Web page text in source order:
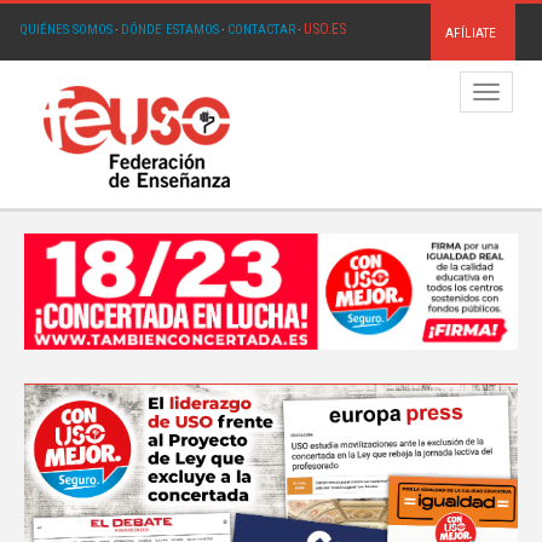
QUIÉNES SOMOS· DÓNDE ESTAMOS· CONTACTAR· USO.ES AFÍLIATE
Menú